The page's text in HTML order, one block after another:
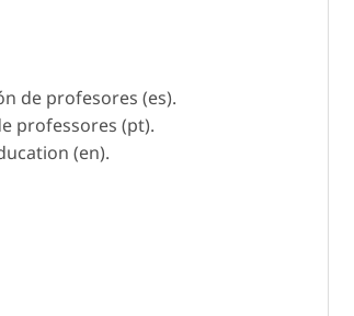
de profesores (es).
professores (pt).
(en).